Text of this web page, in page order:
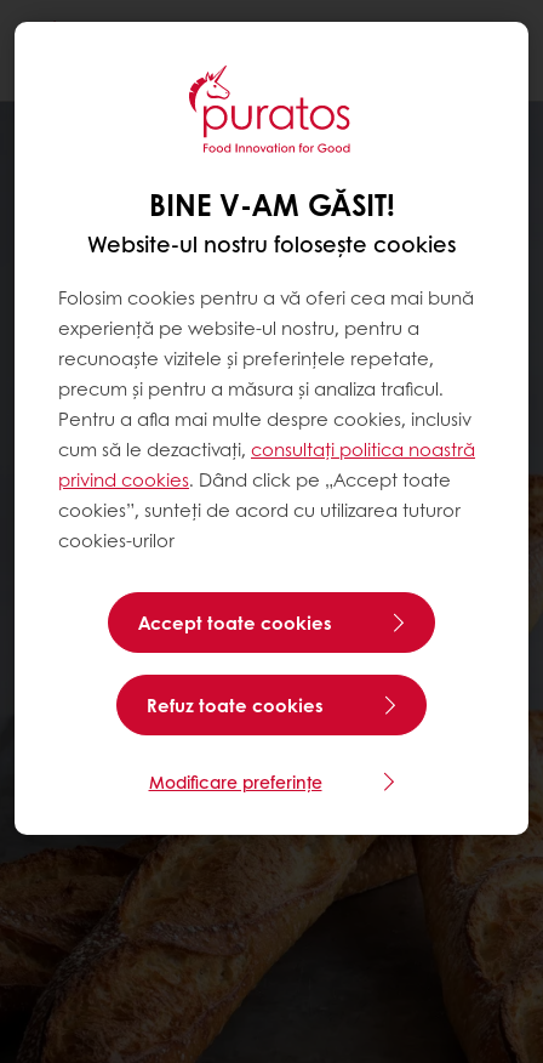
BINE V-AM GĂSIT!
Website-ul nostru folosește cookies
Folosim cookies pentru a vă oferi cea mai bună
experiență pe website-ul nostru, pentru a
recunoaște vizitele și preferințele repetate,
precum și pentru a măsura și analiza traficul.
Pentru a afla mai multe despre cookies, inclusiv
cum să le dezactivați, consultați politica noastră
privind cookies. Dând click pe „Accept toate
cookies”, sunteți de acord cu utilizarea tuturor
cookies-urilor
Accept toate cookies
Refuz toate cookies
Modificare preferințe